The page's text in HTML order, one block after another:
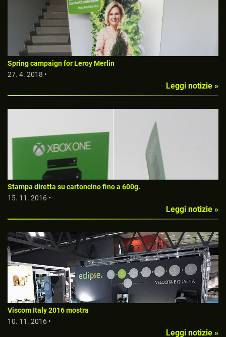
Spring campaign for Leroy Merlin
27. 4. 2018 •
Leggi notizie »
Stampa diretta su cartoncino fino a 600g.
15. 11. 2016 •
Leggi notizie »
Viscom Italy 2016 mostra
10. 11. 2016 •
Leggi notizie »